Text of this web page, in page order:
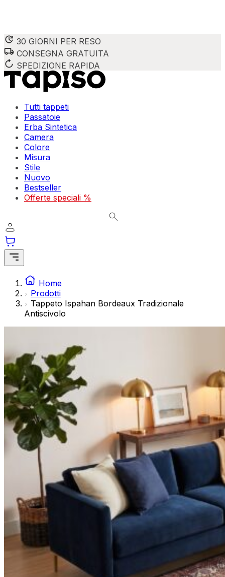
30 GIORNI PER RESO
CONSEGNA GRATUITA
SPEDIZIONE RAPIDA
Tutti tappeti
Passatoie
Erba Sintetica
Camera
Colore
Misura
Stile
Nuovo
Bestseller
Offerte speciali %
Home
Prodotti
Tappeto Ispahan Bordeaux Tradizionale
Antiscivolo
Utilizziamo i cookie per personalizzare contenuti e
combinarle con altre informazioni che hai fornito loro o
Indispensabili
I cookie indispensabili sono cruciali per le funzioni di
memorizzano alcun dato personale identificabile.
Statistica
I cookie statistici aiutano i proprietari dei siti web a
Non classificati